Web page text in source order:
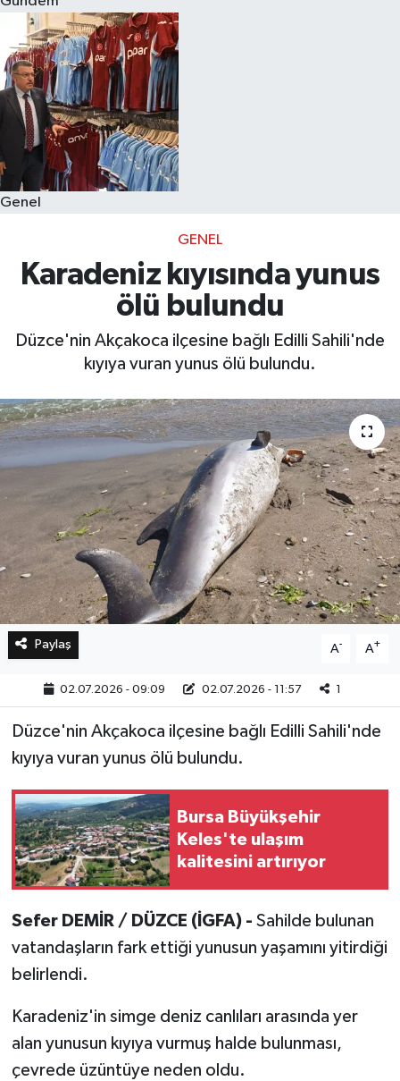
Genel
GENEL
Karadeniz kıyısında yunus
ölü bulundu
Düzce'nin Akçakoca ilçesine bağlı Edilli Sahili'nde
kıyıya vuran yunus ölü bulundu.
Paylaş A- A+
02.07.2026 - 09:09 02.07.2026 - 11:57 1
Düzce'nin Akçakoca ilçesine bağlı Edilli Sahili'nde
kıyıya vuran yunus ölü bulundu.
Bursa Büyükşehir
Keles'te ulaşım
kalitesini artırıyor
Sefer DEMİR / DÜZCE (İGFA) - Sahilde bulunan
vatandaşların fark ettiği yunusun yaşamını yitirdiği
belirlendi.
Karadeniz'in simge deniz canlıları arasında yer
alan yunusun kıyıya vurmuş halde bulunması,
çevrede üzüntüye neden oldu.
Eğitim
Sağlık
Dünya
Magazin
Kültür & Sanat
Bilim
Genel
Bilim, Teknoloji